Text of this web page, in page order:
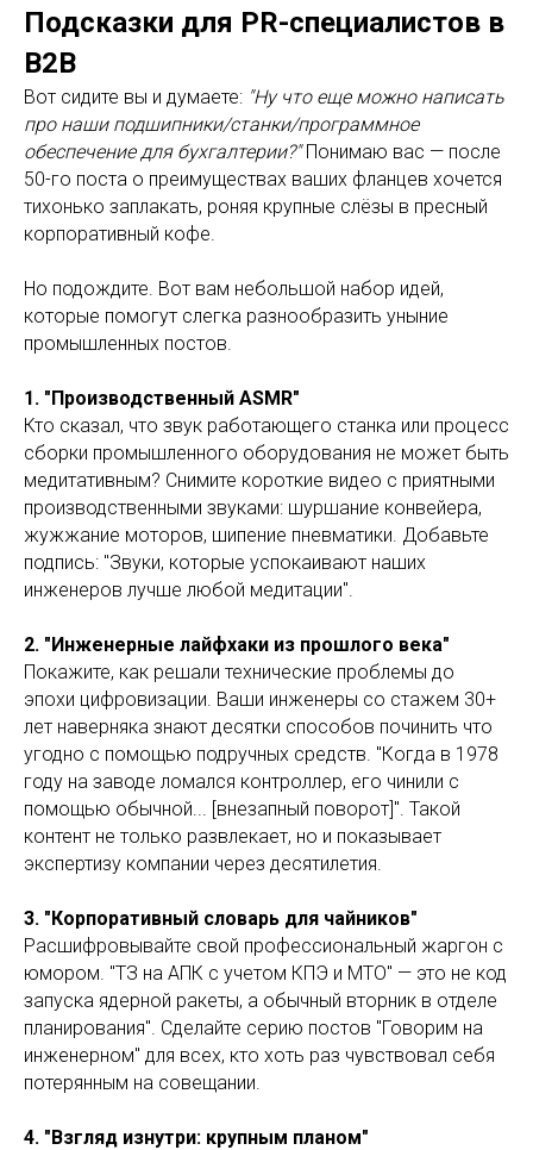
Подсказки для PR-специалистов в
B2B
Вот сидите вы и думаете: "Ну что еще можно написать
про наши подшипники/станки/программное
обеспечение для бухгалтерии?"Понимаю вас — после
50-го поста о преимуществах ваших фланцев хочется
тихонько заплакать, роняя крупные слёзы в пресный
корпоративный кофе.
Но подождите. Вот вам небольшой набор идей,
которые помогут слегка разнообразить уныние
промышленных постов.
1. "Производственный ASMR"
Кто сказал, что звук работающего станка или процесс
сборки промышленного оборудования не может быть
медитативным? Снимите короткие видео с приятными
производственными звуками: шуршание конвейера,
жужжание моторов, шипение пневматики. Добавьте
подпись: "Звуки, которые успокаивают наших
инженеров лучше любой медитации".
2. "Инженерные лайфхаки из прошлого века"
Покажите, как решали технические проблемы до
эпохи цифровизации. Ваши инженеры со стажем 30+
лет наверняка знают десятки способов починить что
угодно с помощью подручных средств. "Когда в 1978
году на заводе ломался контроллер, его чинили с
помощью обычной... [внезапный поворот]". Такой
контент не только развлекает, но и показывает
экспертизу компании через десятилетия.
3. "Корпоративный словарь для чайников"
Расшифровывайте свой профессиональный жаргон с
юмором. "ТЗ на АПК с учетом КПЭ и МТО" — это не код
запуска ядерной ракеты, а обычный вторник в отделе
планирования". Сделайте серию постов "Говорим на
инженерном" для всех, кто хоть раз чувствовал себя
потерянным на совещании.
4. "Взгляд изнутри: крупным планом"